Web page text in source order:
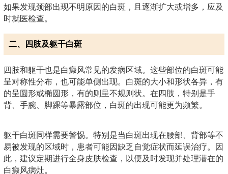
如果发现颈部出现不明原因的白斑，且逐渐扩大或增多，应及
时就医检查。
二、四肢及躯干白斑
四肢和躯干也是白癜风常见的发病区域。这些部位的白斑可能
呈对称性分布，也可能单侧出现。白斑的大小和形状各异，有
的呈圆形或椭圆形，有的则呈不规则状。在四肢，特别是手
背、手腕、脚踝等暴露部位，白斑的出现可能更为频繁。
躯干白斑同样需要警惕。特别是当白斑出现在腰部、背部等不
易被发现的区域时，患者可能因缺乏自觉症状而延误治疗。因
此，建议定期进行全身皮肤检查，以便及时发现并处理潜在的
白癜风病灶。